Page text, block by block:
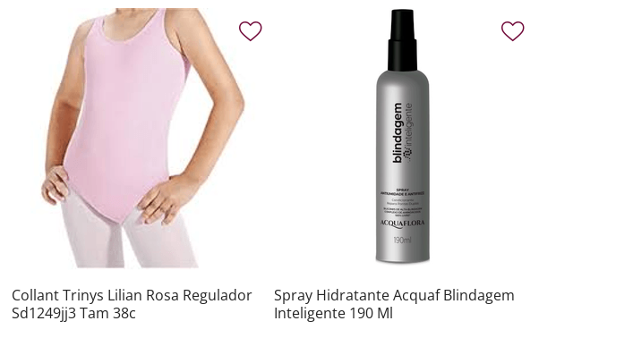
Collant Trinys Lilian Rosa Regulador
Sd1249jj3 Tam 38c
Spray Hidratante Acquaf Blindagem
Inteligente 190 Ml